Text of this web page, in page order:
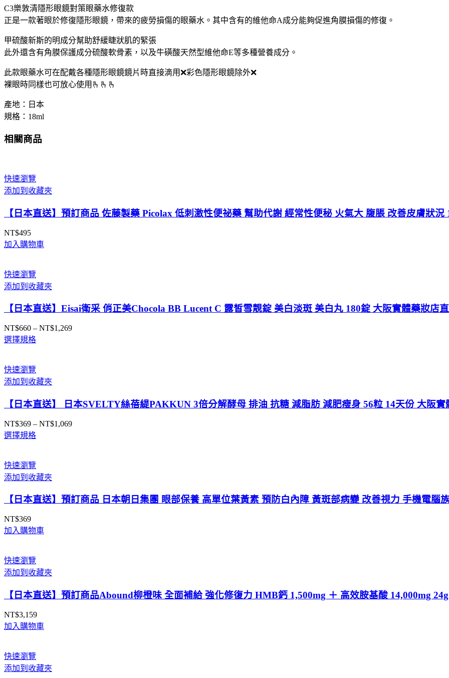
策
眼
水
修
款
18ml
數
量
C3樂敦清隱形眼鏡對策眼藥水修復款
正是一款著眼於修復隱形眼鏡，帶來的疲勞損傷的眼藥水。其中含有的維他命A成分能夠促進角膜損傷的修復。
甲硫酸新斯的明成分幫助舒緩睫狀肌的緊張
此外還含有角膜保護成分硫酸軟骨素，以及牛磺酸天然型維他命E等多種營養成分。
此款眼藥水可在配戴各種隱形眼鏡鏡片時直接滴用❌彩色隱形眼鏡除外❌
裸眼時同樣也可放心使用🫰🫰🫰
產地：日本
規格：18ml
相關商品
快速瀏覽
添加到收藏夾
【日本直送】預訂商品 佐藤製藥 Picolax 低刺激性便祕藥 幫助代謝 經常性便秘 火氣大 腹脹 改善皮膚狀
NT$495
加入購物車
快速瀏覽
添加到收藏夾
【日本直送】Eisai衛采 俏正美Chocola BB Lucent C 露皙雪靚錠 美白淡斑 美白丸 180錠 大阪實體藥妝店
NT$660 – NT$1,269價
選擇規格
快速瀏覽
添加到收藏夾
【日本直送】 日本SVELTY絲蓓緹PAKKUN 3倍分解酵母 排油 抗糖 減脂肪 減肥瘦身 56粒 14天份 大阪實
NT$369 – NT$1,069價
NT$1,069
選擇規格
快速瀏覽
添加到收藏夾
【日本直送】預訂商品 日本朝日集團 眼部保養 高單位葉黃素 預防白內障 黃斑部病變 改善視力 手機電腦
NT$369
加入購物車
快速瀏覽
添加到收藏夾
【日本直送】預訂商品Abound柳橙味 全面補給 強化修復力 HMB鈣 1,500mg ＋ 高效胺基酸 14,000mg
NT$3,159
加入購物車
快速瀏覽
添加到收藏夾